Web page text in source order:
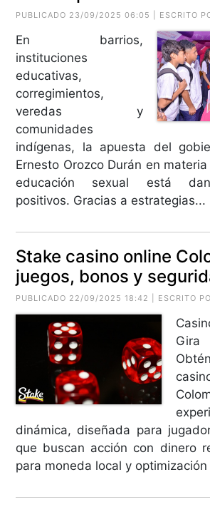
PUBLICADO 23/09/2025 06:05 | ESCRITO
En barrios,
instituciones
educativas,
corregimientos,
veredas y
comunidades
indígenas, la apuesta del
Ernesto Orozco Durán en
educación sexual está
positivos. Gracias a estrategias...
Stake casino online
juegos, bonos y
PUBLICADO 22/09/2025 18:42 | ESCRITO
dinámica, diseñada para
que buscan acción con dinero
para moneda local y optimización